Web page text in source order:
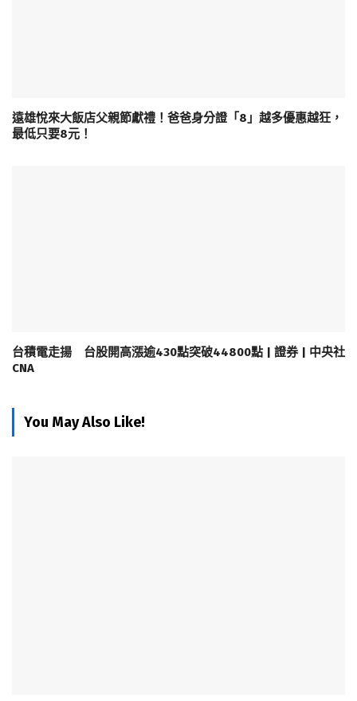
遠雄悅來大飯店父親節獻禮！爸爸身分證「8」越多優惠越狂，
最低只要8元！
台積電走揚 台股開高漲逾430點突破44800點 | 證券 | 中央社
CNA
You May Also Like!